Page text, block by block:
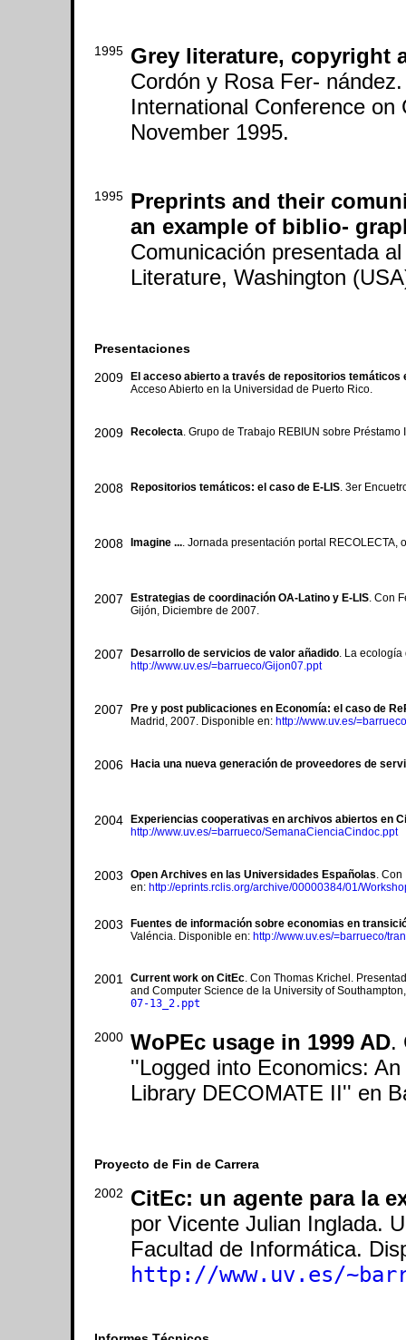
1995 Grey literature, copyright
Cordón y Rosa Fer-
International Conference
November 1995.
1995 Preprints and their
an example of biblio-
Comunicación presentada
Literature, Washington
Presentaciones
2009
El acceso abierto a través de repositorios
Acceso Abierto en la Universidad de Puerto Rico.
2009 Recolecta. Grupo de Trabajo REBIUN sobre Préstamo
2008 Repositorios temáticos: el caso de E-LIS. 3er
2008 Imagine .... Jornada presentación portal RECOLECTA,
2007 Estrategias de coordinación OA-Latino y E-LIS. Con
Gijón, Diciembre de 2007.
2007 Desarrollo de servicios de valor añadido. La
http://www.uv.es/=barrueco/Gijon07.ppt
2007
Pre y post publicaciones en Economía: el caso de
Madrid, 2007. Disponible en: http://www.uv.es/
2006 Hacia una nueva generación de proveedores de
2004
Experiencias cooperativas en archivos abiertos en
http://www.uv.es/=barrueco/SemanaCienciaCindoc.ppt
2003 Open Archives en las Universidades Españolas. Con
en: http://eprints.rclis.org/archive/00000384/01/
2003
Fuentes de información sobre economias en
Valéncia. Disponible en: http://www.uv.es/=barrueco/
2001 Current work on CitEc. Con Thomas Krichel.
and Computer Science de la University of
07-13_2.ppt
2000 WoPEc usage in 1999 AD.
''Logged into Economics:
Library DECOMATE II'' en
Proyecto de Fin de Carrera
2002
CitEc: un agente para la
por Vicente Julian Inglada.
Facultad de Informática.
http://www.uv.es/